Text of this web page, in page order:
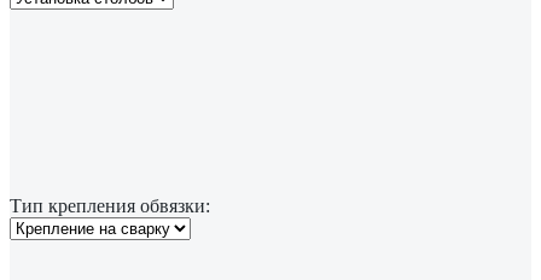
Тип крепления обвязки: